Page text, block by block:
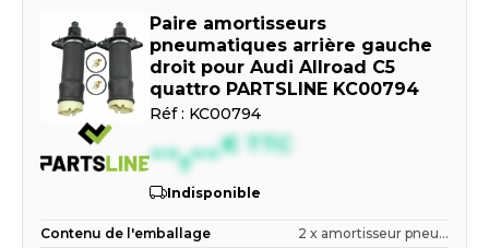
Paire amortisseurs
pneumatiques arrière gauche
droit pour Audi Allroad C5
quattro PARTSLINE KC00794
Réf : KC00794
--,--€ TTC
Indisponible
Contenu de l'emballage 2 x amortisseur pneu...